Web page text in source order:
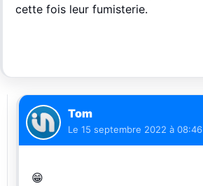
cette fois leur fumisterie.
Tom
Le 15 septembre 2022 à 08:46
😁